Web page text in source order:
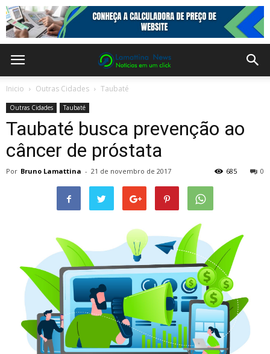
Inicio Outras Cidades Taubaté
Outras Cidades Taubaté
Taubaté busca prevenção ao
câncer de próstata
Por Bruno Lamattina - 21 de novembro de 2017 0
685